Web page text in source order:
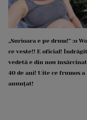
„Surioara e pe drum!” :o
ce veste!! E oficial!
vedetă e din nou
40 de ani! Uite ce frumos a
anunțat!